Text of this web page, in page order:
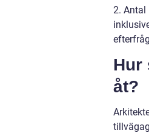
2. Antal
Hur
åt?